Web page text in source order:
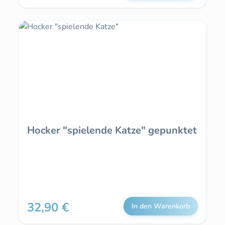
Hocker "spielende Katze" gepunktet
Regulärer Preis:
32,90 € In den Warenkorb